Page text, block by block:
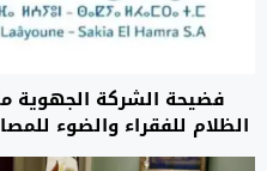
فضيحة الشركة الجهوية
الظلام للفقراء والضوء